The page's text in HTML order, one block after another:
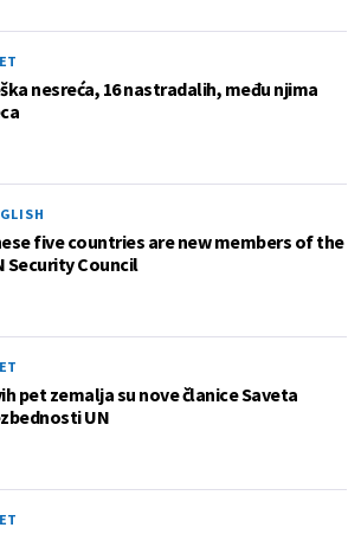
nesreća, 16 nastradalih, među njima
five countries are new members of the
Security Council
pet zemalja su nove članice Saveta
UN